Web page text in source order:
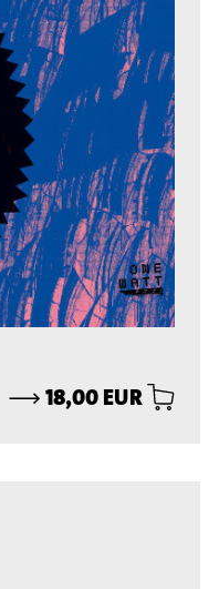
⟶18,00 EUR